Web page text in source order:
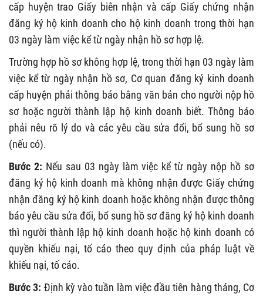
cấp huyện trao Giấy biên nhận và cấp Giấy chứng nhận
đăng ký hộ kinh doanh cho hộ kinh doanh trong thời hạn
03 ngày làm việc kể từ ngày nhận hồ sơ hợp lệ.
Trường hợp hồ sơ không hợp lệ, trong thời hạn 03 ngày làm
việc kể từ ngày nhận hồ sơ, Cơ quan đăng ký kinh doanh
cấp huyện phải thông báo bằng văn bản cho người nộp hồ
sơ hoặc người thành lập hộ kinh doanh biết. Thông báo
phải nêu rõ lý do và các yêu cầu sửa đổi, bổ sung hồ sơ
(nếu có).
Bước 2: Nếu sau 03 ngày làm việc kể từ ngày nộp hồ sơ
đăng ký hộ kinh doanh mà không nhận được Giấy chứng
nhận đăng ký hộ kinh doanh hoặc không nhận được thông
báo yêu cầu sửa đổi, bổ sung hồ sơ đăng ký hộ kinh doanh
thì người thành lập hộ kinh doanh hoặc hộ kinh doanh có
quyền khiếu nại, tố cáo theo quy định của pháp luật về
khiếu nại, tố cáo.
Bước 3: Định kỳ vào tuần làm việc đầu tiên hàng tháng, Cơ